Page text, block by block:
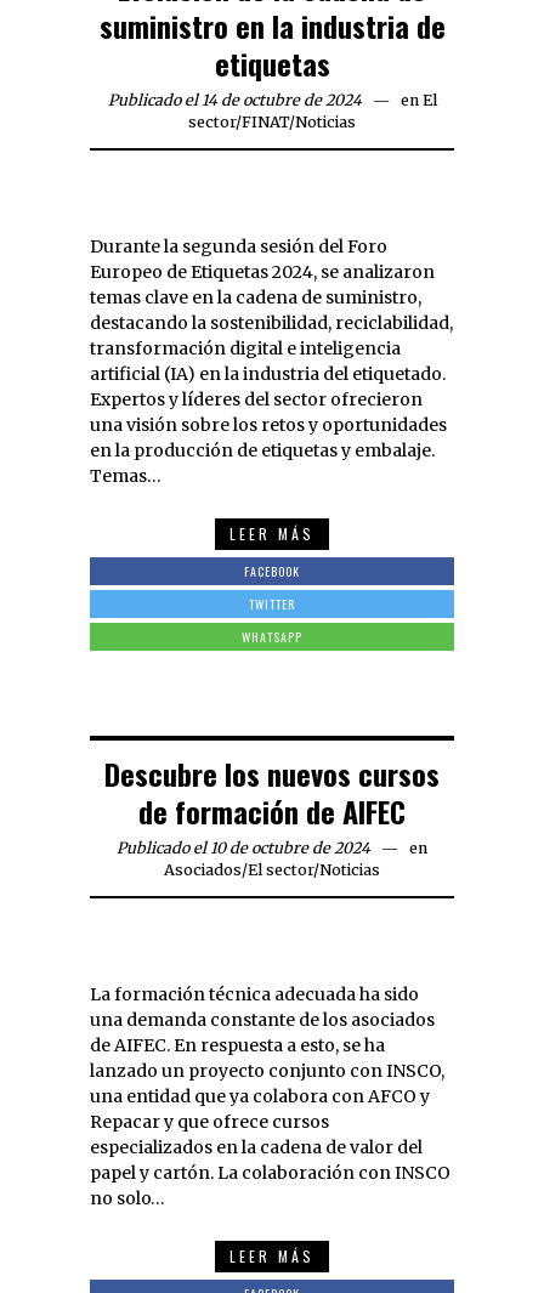
suministro en la industria de
etiquetas
Publicado el 14 de octubre de 2024 en El
sector/FINAT/Noticias
Durante la segunda sesión del Foro
Europeo de Etiquetas 2024, se analizaron
temas clave en la cadena de suministro,
destacando la sostenibilidad, reciclabilidad,
transformación digital e inteligencia
artificial (IA) en la industria del etiquetado.
Expertos y líderes del sector ofrecieron
una visión sobre los retos y oportunidades
en la producción de etiquetas y embalaje.
Temas…
LEER MÁS
FACEBOOK
TWITTER
WHATSAPP
Descubre los nuevos cursos
de formación de AIFEC
Publicado el 10 de octubre de 2024
en
Asociados/El sector/Noticias
La formación técnica adecuada ha sido
una demanda constante de los asociados
de AIFEC. En respuesta a esto, se ha
lanzado un proyecto conjunto con INSCO,
una entidad que ya colabora con AFCO y
Repacar y que ofrece cursos
especializados en la cadena de valor del
papel y cartón. La colaboración con INSCO
no solo…
LEER MÁS